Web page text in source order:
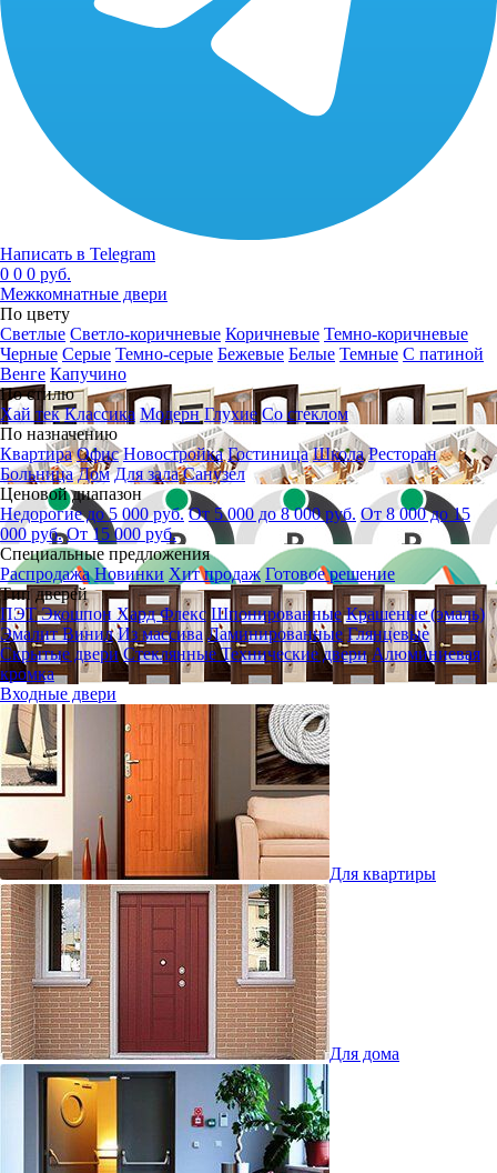
Написать в Telegram
0 0 0 руб.
Межкомнатные двери
По цвету
Светлые Светло-коричневые Коричневые Темно-коричневые
Черные Серые Темно-серые Бежевые Белые Темные С патиной
Венге Капучино
По стилю
Хай тек Классика Модерн Глухие Со стеклом
По назначению
Квартира Офис Новостройка Гостиница Школа Ресторан
Больница Дом Для зала Санузел
Ценовой диапазон
Недорогие до 5 000 руб. От 5 000 до 8 000 руб. От 8 000 до 15
000 руб. От 15 000 руб.
Специальные предложения
Распродажа Новинки Хит продаж Готовое решение
Тип дверей
ПЭТЭкошпон Хард Флекс Шпонированные Крашеные (эмаль)
ЭмалитВинил Из массива Ламинированные Глянцевые
Скрытые двери СтеклянныеТехнические двери Алюминиевая
кромка
Входные двери
Для квартиры
Для дома